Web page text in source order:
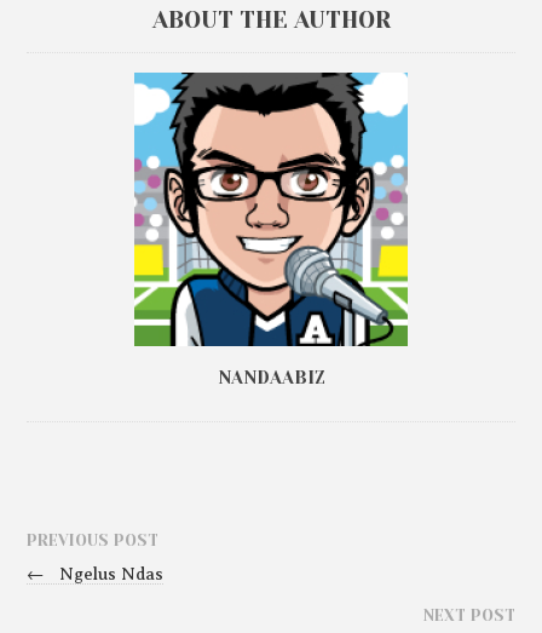
ABOUT THE AUTHOR
NANDAABIZ
PREVIOUS POST
← Ngelus Ndas
NEXT POST